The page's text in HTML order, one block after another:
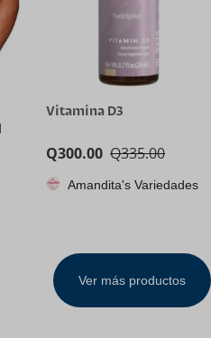
Vitamina D3
Q335.00
Q300.00
Amandita's Variedades
Ver más productos